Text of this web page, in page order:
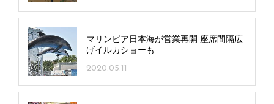
マリンピア日本海が営業再開 座席間隔広
げイルカショーも
2020.05.11